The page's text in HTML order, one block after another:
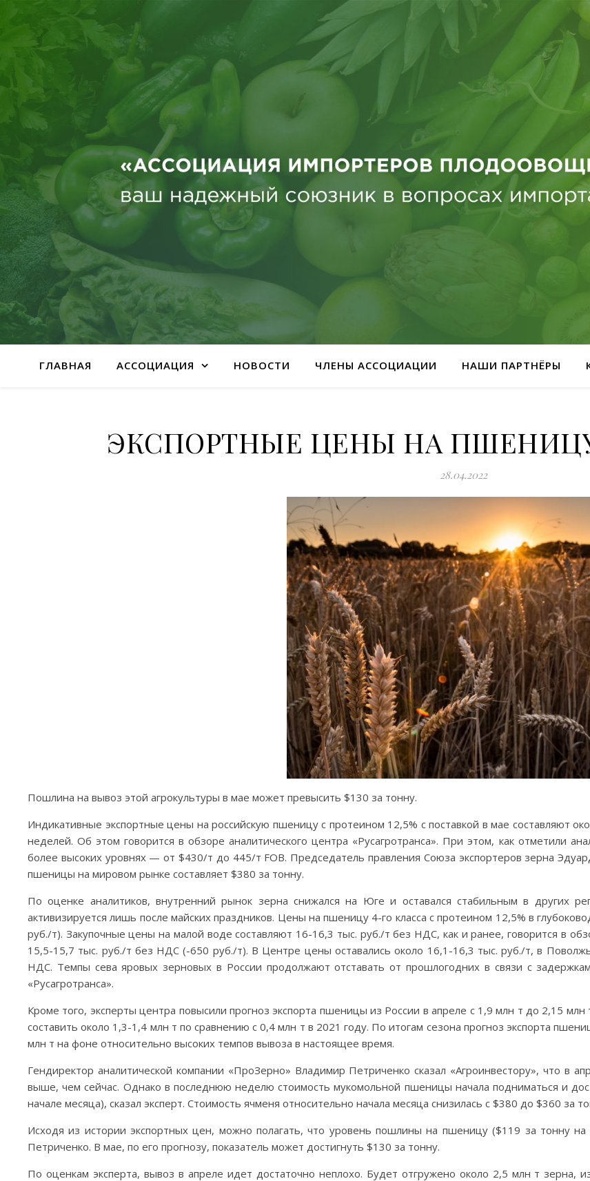
ГЛАВНАЯ АССОЦИАЦИЯ НОВОСТИ ЧЛЕНЫ АССОЦИАЦИИ НАШИ ПАРТНЁРЫ
ЭКСПОРТНЫЕ ЦЕНЫ НА
28.04.2022
Пошлина на вывоз этой агрокультуры в мае может превысить $130 за тонну.
Индикативные экспортные цены на российскую пшеницу с протеином 12,5% с поставкой в мае составляют
неделей. Об этом говорится в обзоре аналитического центра «Русагротранса». При этом, как отметили
более высоких уровнях — от $430/т до 445/т FOB. Председатель правления Союза экспортеров зерна
пшеницы на мировом рынке составляет $380 за тонну.
По оценке аналитиков, внутренний рынок зерна снижался на Юге и оставался стабильным в других
активизируется лишь после майских праздников. Цены на пшеницу 4-го класса с протеином 12,5% в
руб./т). Закупочные цены на малой воде составляют 16-16,3 тыс. руб./т без НДС, как и ранее, говорится в
15,5-15,7 тыс. руб./т без НДС (-650 руб./т). В Центре цены оставались около 16,1-16,3 тыс. руб./т, в
НДС. Темпы сева яровых зерновых в России продолжают отставать от прошлогодних в связи с
«Русагротранса».
Кроме того, эксперты центра повысили прогноз экспорта пшеницы из России в апреле с 1,9 млн т до 2,15
составить около 1,3-1,4 млн т по сравнению с 0,4 млн т в 2021 году. По итогам сезона прогноз экспорта
млн т на фоне относительно высоких темпов вывоза в настоящее время.
Гендиректор аналитической компании «ПроЗерно» Владимир Петриченко сказал «Агроинвестору», что в
выше, чем сейчас. Однако в последнюю неделю стоимость мукомольной пшеницы начала подниматься и
начале месяца), сказал эксперт. Стоимость ячменя относительно начала месяца снизилась с $380 до $360 за
Исходя из истории экспортных цен, можно полагать, что уровень пошлины на пшеницу ($119 за тонну
Петриченко. В мае, по его прогнозу, показатель может достигнуть $130 за тонну.
По оценкам эксперта, вывоз в апреле идет достаточно неплохо. Будет отгружено около 2,5 млн т